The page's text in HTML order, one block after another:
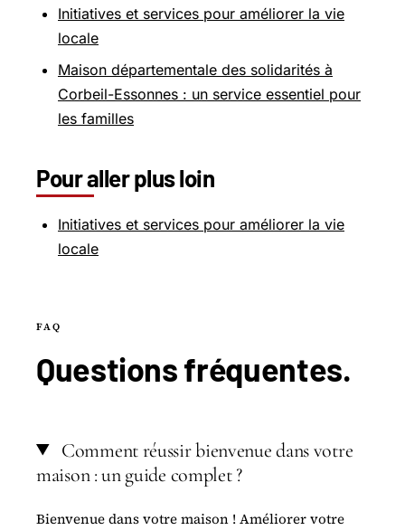
Initiatives et services pour améliorer la vie
locale
Maison départementale des solidarités à
Corbeil-Essonnes : un service essentiel pour
les familles
Pour aller plus loin
Initiatives et services pour améliorer la vie
locale
FAQ
Questionsfréquentes.
Comment réussir bienvenue dans votre
maison : un guide complet ?
Bienvenue dans votre maison ! Améliorer votre